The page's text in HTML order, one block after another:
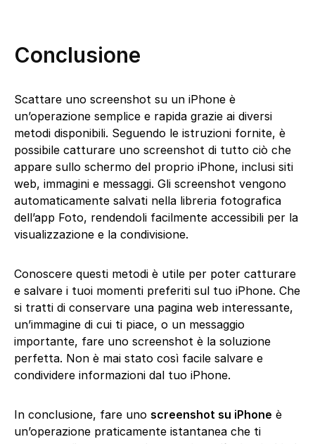
Conclusione
Scattare uno screenshot su un iPhone è
un’operazione semplice e rapida grazie ai diversi
metodi disponibili. Seguendo le istruzioni fornite, è
possibile catturare uno screenshot di tutto ciò che
appare sullo schermo del proprio iPhone, inclusi siti
web, immagini e messaggi. Gli screenshot vengono
automaticamente salvati nella libreria fotografica
dell’app Foto, rendendoli facilmente accessibili per la
visualizzazione e la condivisione.
Conoscere questi metodi è utile per poter catturare
e salvare i tuoi momenti preferiti sul tuo iPhone. Che
si tratti di conservare una pagina web interessante,
un’immagine di cui ti piace, o un messaggio
importante, fare uno screenshot è la soluzione
perfetta. Non è mai stato così facile salvare e
condividere informazioni dal tuo iPhone.
In conclusione, fare uno screenshot su iPhone è
un’operazione praticamente istantanea che ti